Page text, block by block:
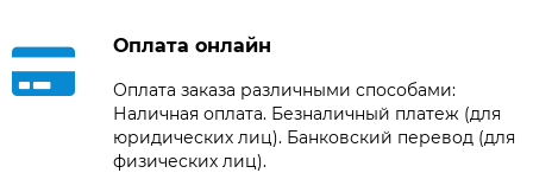
Оплата онлайн
Оплата заказа различными способами:
Наличная оплата. Безналичный платеж (для
юридических лиц). Банковский перевод (для
физических лиц).